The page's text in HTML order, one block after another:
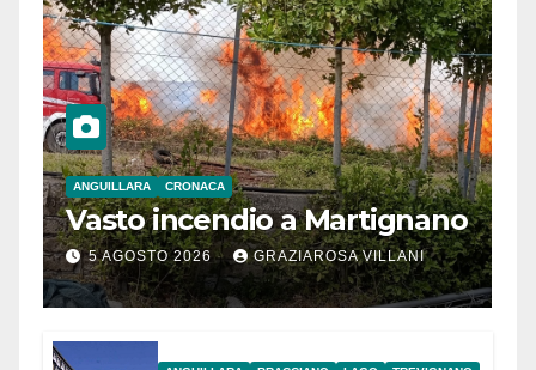
ANGUILLARA CRONACA
Vasto incendio a Martignano
5 AGOSTO 2026 GRAZIAROSA VILLANI